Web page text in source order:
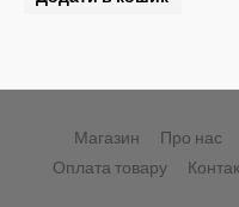
Магазин Про нас
Оплата товару